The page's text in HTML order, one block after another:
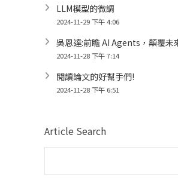
LLM模型的微調
2024-11-29 下午 4:06
吳恩達:前瞻 AI Agents，顛覆未
2024-11-28 下午 7:14
閱讀論文的好幫手們!
2024-11-28 下午 6:51
Article Search